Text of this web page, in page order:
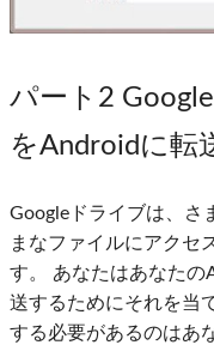
パート2
をAndroidに転
Googleドライブは、さ
まなファイルにアクセ
す。 あなたはあなたの
送するためにそれを当
する必要があるのはあ